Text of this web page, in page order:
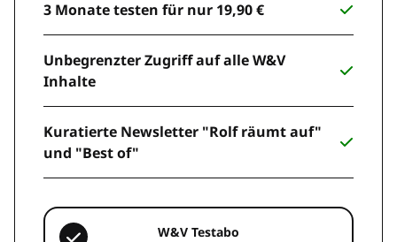
3 Monate testen für nur 19,90 €
Unbegrenzter Zugriff auf alle W&V
Inhalte
Kuratierte Newsletter "Rolf räumt auf"
und "Best of"
W&V Testabo